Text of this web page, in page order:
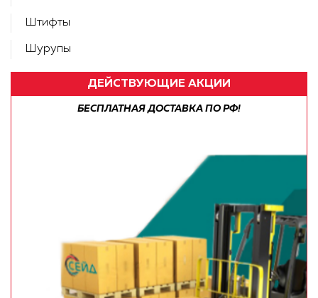
Штифты
Шурупы
ДЕЙСТВУЮЩИЕ АКЦИИ
БЕСПЛАТНАЯ ДОСТАВКА ПО РФ!